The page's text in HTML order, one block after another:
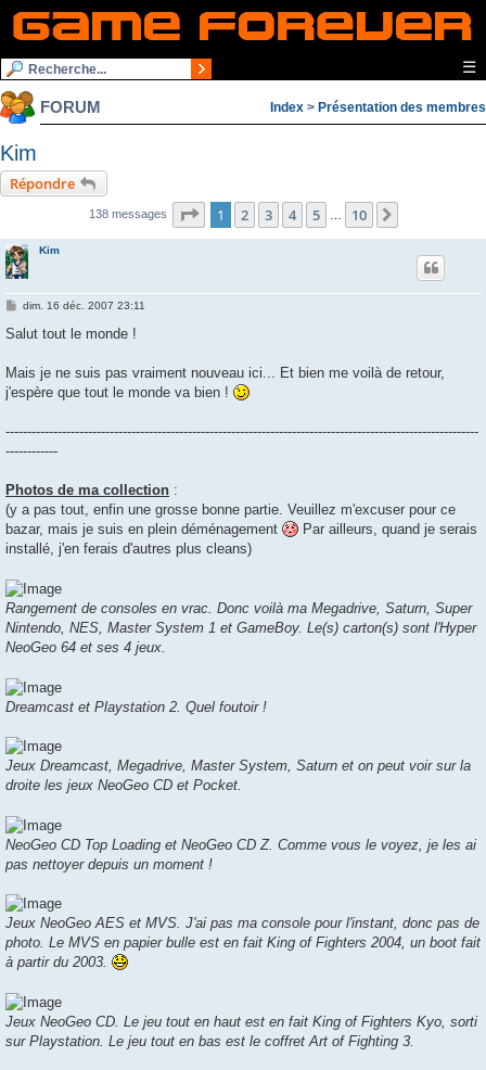
☰
FORUM Index > Présentation des membres
Kim
Répondre
138 messages Page 1sur10
1 2 3 4 5 … 10
Kim
M
s
g
dim. 16 déc. 2007 23:11
Salut tout le monde !
Mais je ne suis pas vraiment nouveau ici... Et bien me voilà de retour,
j'espère que tout le monde va bien !
-------------------------------------------------------------------------------------------------------------
------------
Photos de ma collection :
(y a pas tout, enfin une grosse bonne partie. Veuillez m'excuser pour ce
bazar, mais je suis en plein déménagement
Par ailleurs, quand je serais
installé, j'en ferais d'autres plus cleans)
Rangement de consoles en vrac. Donc voilà ma Megadrive, Saturn, Super
Nintendo, NES, Master System 1 et GameBoy. Le(s) carton(s) sont l'Hyper
NeoGeo 64 et ses 4 jeux.
Dreamcast et Playstation 2. Quel foutoir !
Jeux Dreamcast, Megadrive, Master System, Saturn et on peut voir sur la
droite les jeux NeoGeo CD et Pocket.
NeoGeo CD Top Loading et NeoGeo CD Z. Comme vous le voyez, je les ai
pas nettoyer depuis un moment !
Jeux NeoGeo AES et MVS. J'ai pas ma console pour l'instant, donc pas de
photo. Le MVS en papier bulle est en fait King of Fighters 2004, un boot fait
à partir du 2003.
Jeux NeoGeo CD. Le jeu tout en haut est en fait King of Fighters Kyo, sorti
sur Playstation. Le jeu tout en bas est le coffret Art of Fighting 3.